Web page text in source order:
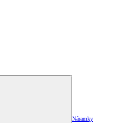
Náramky